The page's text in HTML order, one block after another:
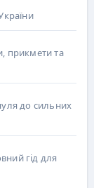
прикмети та
до сильних
гід для